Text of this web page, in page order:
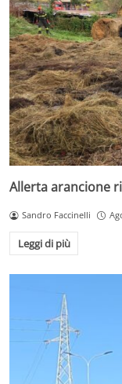
Allerta arancione
Sandro Faccinelli
Leggi di più